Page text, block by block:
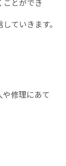
ことができ
ていきます。
修理にあて